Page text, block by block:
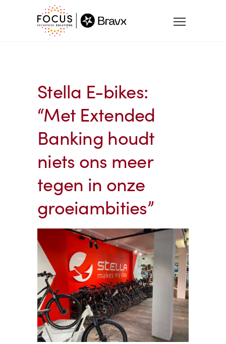
Stella E-bikes:
“Met Extended
Banking houdt
niets ons meer
tegen in onze
groeiambities”